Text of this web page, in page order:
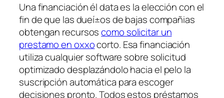
Una financiación él data es la elección con el
fin de que las dueí±os de bajas compañias
obtengan recursoscomo solicitar un
prestamo en oxxocorto. Esa financiación
utiliza cualquier software sobre solicitud
optimizado desplazándolo hacia el pelo la
suscripción automática para escoger
decisiones pronto. Todos estos préstamos